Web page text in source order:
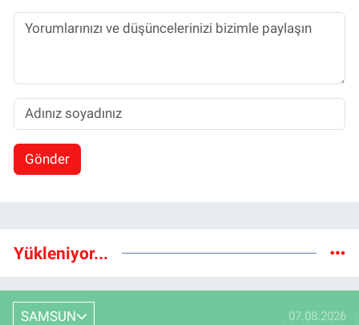
Gönder
Yükleniyor...
SAMSUN 07.08.2026